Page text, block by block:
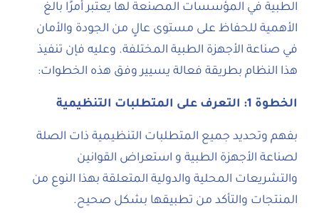
الطبية في المؤسسات المصنعة لها يعتبر أمرًا بالغ
الأهمية للحفاظ على مستوى عالٍ من الجودة والأمان
في صناعة الأجهزة الطبية المختلفة. وعليه فإن تنفيذ
هذا النظام بطريقة فعالة يسيير وفق هذه الخطوات:
الخطوة 1: التعرف على المتطلبات التنظيمية
بفهم وتحديد جميع المتطلبات التنظيمية ذات الصلة
لصناعة الأجهزة الطبية و استعراض القوانين
والتشريعات المحلية والدولية المتعلقة بهذا النوع من
المنتجات والتأكد من تطبيقها بشكل صحيح.